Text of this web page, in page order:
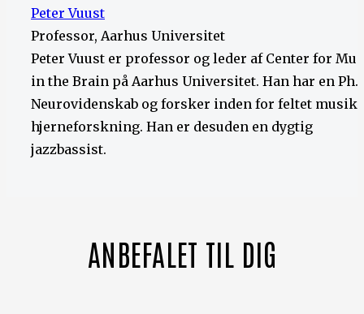
Peter Vuust
Professor, Aarhus Universitet
Peter Vuust er professor og leder af Center for
in the Brain på Aarhus Universitet. Han har en
Neurovidenskab og forsker inden for feltet musik
hjerneforskning. Han er desuden en dygtig
jazzbassist.
ANBEFALET TIL DIG